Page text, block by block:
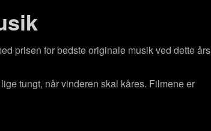
prisen for bedste originale musik ved dette års
tungt, når vinderen skal kåres. Filmene er